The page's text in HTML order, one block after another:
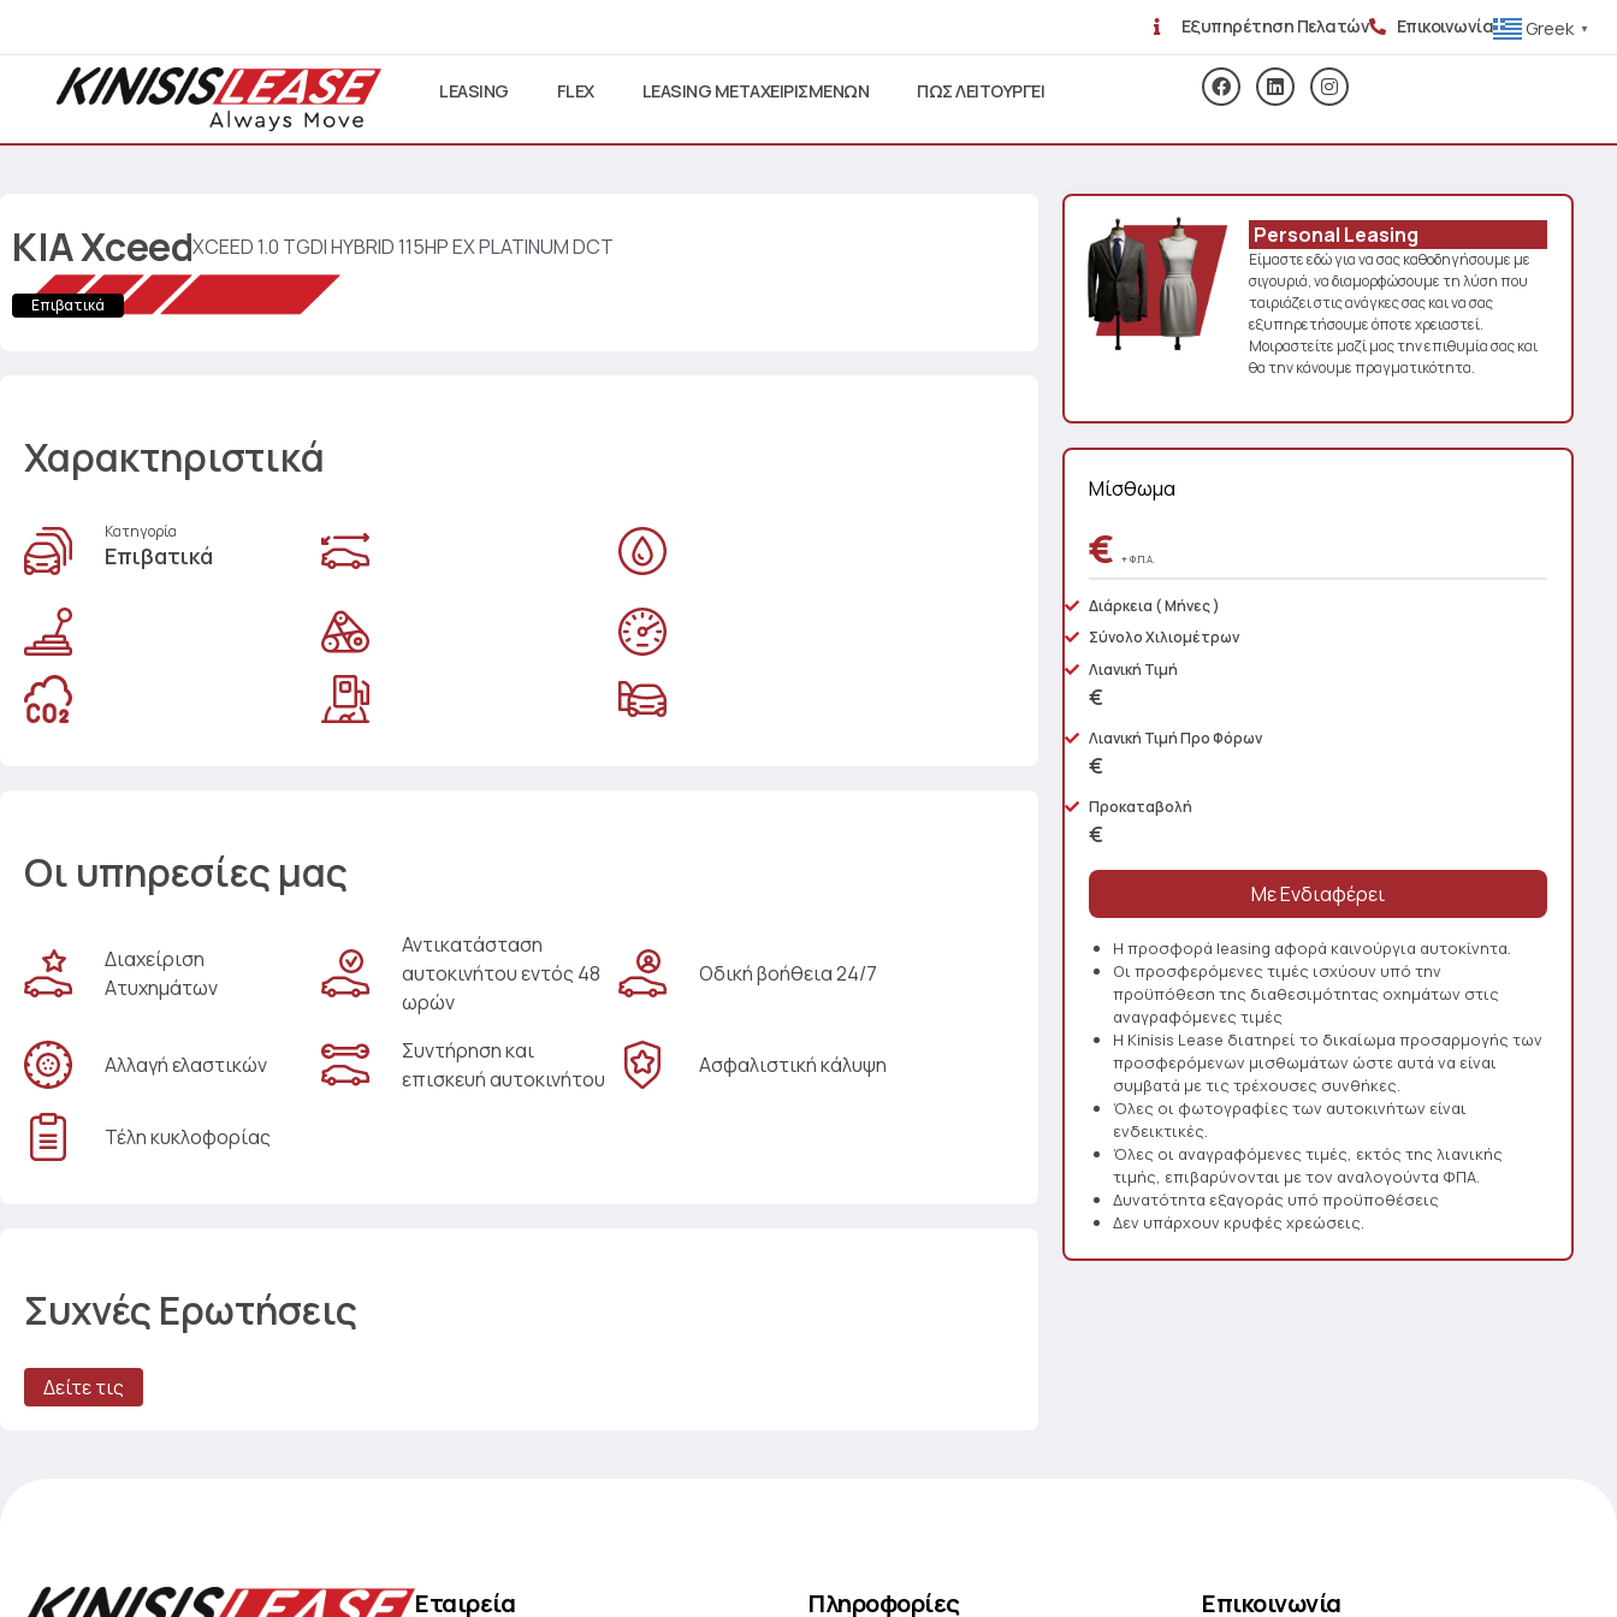
Εξυπηρέτηση Πελατών Επικοινωνία Greek ▼
LEASING FLEX LEASING ΜΕΤΑΧΕΙΡΙΣΜΕΝΩΝ ΠΩΣ ΛΕΙΤΟΥΡΓΕΙ
KIAXceedXCEED 1.0 TGDI HYBRID 115HP EX PLATINUM DCT
Επιβατικά
Χαρακτηριστικά
Κατηγορία
Επιβατικά
Οι υπηρεσίες μας
Διαχείριση
Ατυχημάτων
Αντικατάσταση
αυτοκινήτου εντός 48
ωρών
Οδική βοήθεια 24/7
Αλλαγή ελαστικών
Συντήρηση και
επισκευή αυτοκινήτου
Ασφαλιστική κάλυψη
Τέλη κυκλοφορίας
Συχνές Ερωτήσεις
Δείτε τις
Personal Leasing
Είμαστε εδώ για να σας καθοδηγήσουμε με
σιγουριά, να διαμορφώσουμε τη λύση που
ταιριάζει στις ανάγκες σας και να σας
εξυπηρετήσουμε όποτε χρειαστεί.
Μοιραστείτε μαζί μας την επιθυμία σας και
θα την κάνουμε πραγματικότητα.
Μίσθωμα
€+ Φ.Π.Α.
Διάρκεια ( Μήνες )
Σύνολο Χιλιομέτρων
Λιανική Τιμή
€
Λιανική Τιμή Προ Φόρων
€
Προκαταβολή
€
Η προσφορά leasing αφορά καινούργια αυτοκίνητα.
Οι προσφερόμενες τιμές ισχύουν υπό την
προϋπόθεση της διαθεσιμότητας οχημάτων στις
αναγραφόμενες τιμές
Η Kinisis Lease διατηρεί το δικαίωμα προσαρμογής των
προσφερόμενων μισθωμάτων ώστε αυτά να είναι
συμβατά με τις τρέχουσες συνθήκες.
Όλες οι φωτογραφίες των αυτοκινήτων είναι
ενδεικτικές.
Όλες οι αναγραφόμενες τιμές, εκτός της λιανικής
τιμής, επιβαρύνονται με τον αναλογούντα ΦΠΑ.
Δυνατότητα εξαγοράς υπό προϋποθέσεις
Δεν υπάρχουν κρυφές χρεώσεις.
Εταιρεία Πληροφορίες Επικοινωνία